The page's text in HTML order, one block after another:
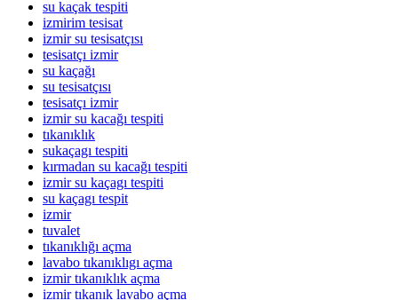
su kaçak tespiti
izmirim tesisat
izmir su tesisatçısı
tesisatçı izmir
su kaçağı
su tesisatçısı
tesisatçı izmir
izmir su kacağı tespiti
tıkanıklık
sukaçagı tespiti
kırmadan su kacağı tespiti
izmir su kaçagı tespiti
su kaçagı tespit
izmir
tuvalet
tıkanıklığı açma
lavabo tıkanıklıgı açma
izmir tıkanıklık açma
izmir tıkanık lavabo açma